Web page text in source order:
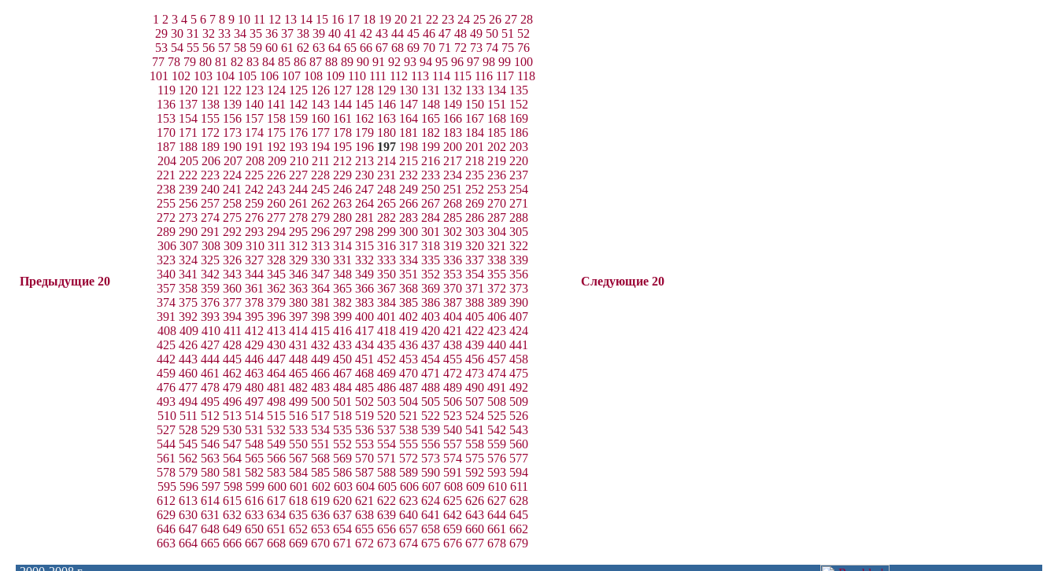
Предыдущие 20
1 2 3 4 5 6 7 8 9 10 11 12 13 14 15 16 17 18 19 20 21 22 23 24 25 26 27 28
29 30 31 32 33 34 35 36 37 38 39 40 41 42 43 44 45 46 47 48 49 50 51 52
53 54 55 56 57 58 59 60 61 62 63 64 65 66 67 68 69 70 71 72 73 74 75 76
77 78 79 80 81 82 83 84 85 86 87 88 89 90 91 92 93 94 95 96 97 98 99 100
101 102 103 104 105 106 107 108 109 110 111 112 113 114 115 116 117 118
119 120 121 122 123 124 125 126 127 128 129 130 131 132 133 134 135
136 137 138 139 140 141 142 143 144 145 146 147 148 149 150 151 152
153 154 155 156 157 158 159 160 161 162 163 164 165 166 167 168 169
170 171 172 173 174 175 176 177 178 179 180 181 182 183 184 185 186
187 188 189 190 191 192 193 194 195 196 197 198 199 200 201 202 203
204 205 206 207 208 209 210 211 212 213 214 215 216 217 218 219 220
221 222 223 224 225 226 227 228 229 230 231 232 233 234 235 236 237
238 239 240 241 242 243 244 245 246 247 248 249 250 251 252 253 254
255 256 257 258 259 260 261 262 263 264 265 266 267 268 269 270 271
272 273 274 275 276 277 278 279 280 281 282 283 284 285 286 287 288
289 290 291 292 293 294 295 296 297 298 299 300 301 302 303 304 305
306 307 308 309 310 311 312 313 314 315 316 317 318 319 320 321 322
323 324 325 326 327 328 329 330 331 332 333 334 335 336 337 338 339
340 341 342 343 344 345 346 347 348 349 350 351 352 353 354 355 356
357 358 359 360 361 362 363 364 365 366 367 368 369 370 371 372 373
374 375 376 377 378 379 380 381 382 383 384 385 386 387 388 389 390
391 392 393 394 395 396 397 398 399 400 401 402 403 404 405 406 407
408 409 410 411 412 413 414 415 416 417 418 419 420 421 422 423 424
425 426 427 428 429 430 431 432 433 434 435 436 437 438 439 440 441
442 443 444 445 446 447 448 449 450 451 452 453 454 455 456 457 458
459 460 461 462 463 464 465 466 467 468 469 470 471 472 473 474 475
476 477 478 479 480 481 482 483 484 485 486 487 488 489 490 491 492
493 494 495 496 497 498 499 500 501 502 503 504 505 506 507 508 509
510 511 512 513 514 515 516 517 518 519 520 521 522 523 524 525 526
527 528 529 530 531 532 533 534 535 536 537 538 539 540 541 542 543
544 545 546 547 548 549 550 551 552 553 554 555 556 557 558 559 560
561 562 563 564 565 566 567 568 569 570 571 572 573 574 575 576 577
578 579 580 581 582 583 584 585 586 587 588 589 590 591 592 593 594
595 596 597 598 599 600 601 602 603 604 605 606 607 608 609 610 611
612 613 614 615 616 617 618 619 620 621 622 623 624 625 626 627 628
629 630 631 632 633 634 635 636 637 638 639 640 641 642 643 644 645
646 647 648 649 650 651 652 653 654 655 656 657 658 659 660 661 662
663 664 665 666 667 668 669 670 671 672 673 674 675 676 677 678 679
Следующие 20